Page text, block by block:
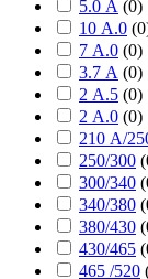
5.0 А (0)
10 А.0 (0
7 А.0 (0)
3.7 А (0)
2 А.5 (0)
2 А.0 (0)
210 А/
250/300 (
300/340 (
340/380 (
380/430 (
430/465 (
465 /520